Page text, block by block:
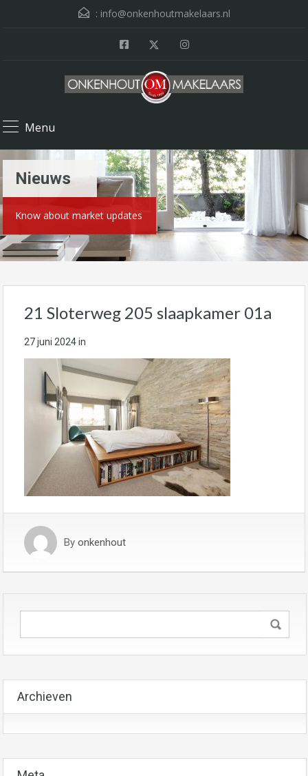
: info@onkenhoutmakelaars.nl
Menu
Nieuws
Know about market updates
21 Sloterweg 205 slaapkamer 01a
27 juni 2024in
By onkenhout
Archieven